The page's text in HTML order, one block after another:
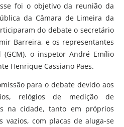
foi o objetivo da reunião da
da Câmara de Limeira da
do debate o secretário
Barreira, e os representantes
o inspetor André Emílio
Henrique Cassiano Paes.
para o debate devido aos
relógios de medição de
na cidade, tanto em próprios
vazios, com placas de aluga-se